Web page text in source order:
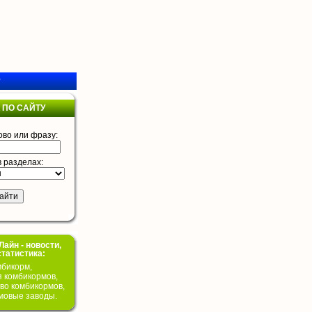
САЙТУ
или фразу:
разделах:
- новости,
комбикормов,
комбикормов,
заводы.